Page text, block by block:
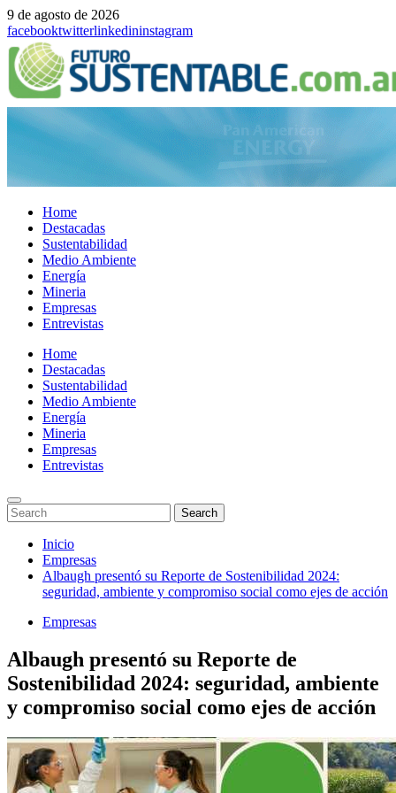
9 de agosto de 2026
facebooktwitterlinkedininstagram
Home
Destacadas
Sustentabilidad
Medio Ambiente
Energía
Mineria
Empresas
Entrevistas
Menu
Home
Destacadas
Sustentabilidad
Medio Ambiente
Energía
Mineria
Empresas
Entrevistas
Enter
Keyword
Search
for:
Search
Search
Saltar
contenido
Inicio
Empresas
Albaugh presentó su Reporte de Sostenibilidad 2024:
seguridad, ambiente y compromiso social como ejes de acción
Empresas
Albaugh presentó su Reporte de
Sostenibilidad 2024: seguridad, ambiente
y compromiso social como ejes de acción